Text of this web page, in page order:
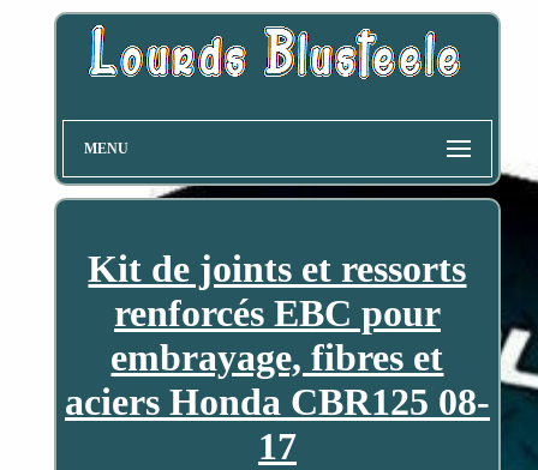
MENU
Kit de joints et ressorts
renforcés EBC pour
embrayage, fibres et
aciers Honda CBR125 08-
17